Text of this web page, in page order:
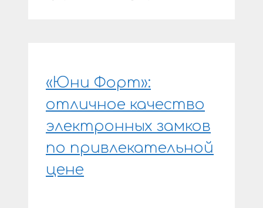
«Юни Форт»:
отличное качество
электронных замков
по привлекательной
цене